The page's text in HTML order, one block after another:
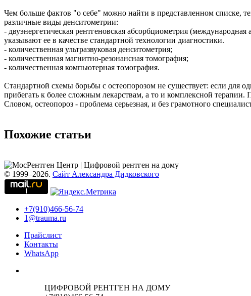
Чем больше фактов "о себе" можно найти в представленном списке,
различные виды денситометрии:
- двуэнергетическая рентгеновская абсорбциометрия
указывают ее в качестве стандартной технологии диагностики.
- количественная ультразвуковая денситометрия;
- количественная магнитно-резонансная томография;
- количественная компьютерная томография.
Стандартной схемы борьбы с остеопорозом не существует: если для
прибегать к более сложным лекарствам, а то и комплексной терапии.
Словом, остеопороз - проблема серьезная, и без грамотного
Похожие статьи
© 1999–2026. Сайт Александра Дидковского
+7(910)466-56-74
1@trauma.ru
Прайслист
Контакты
WhatsApp
ЦИФРОВОЙ РЕНТГЕН НА ДОМУ